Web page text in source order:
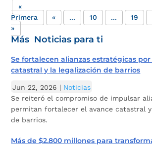
«
Primera
« ... 10 ... 19
»
Más Noticias para ti
Se fortalecen alianzas estratégicas
catastral y la legalización de barrios
Jun 22, 2026 | Noticias
Se reiteró el compromiso de impulsar
permitan fortalecer el avance catastral
de barrios.
Más de $2.800 millones para